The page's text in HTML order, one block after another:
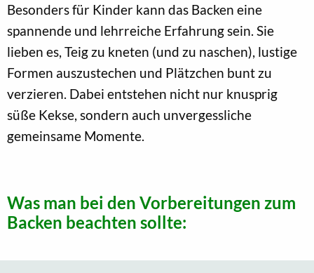
Besonders für Kinder kann das Backen eine
spannende und lehrreiche Erfahrung sein. Sie
lieben es, Teig zu kneten (und zu naschen), lustige
Formen auszustechen und Plätzchen bunt zu
verzieren. Dabei entstehen nicht nur knusprig
süße Kekse, sondern auch unvergessliche
gemeinsame Momente.
Was man bei den Vorbereitungen zum
Backen beachten sollte: